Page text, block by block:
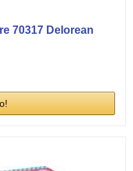
70317 Delorean